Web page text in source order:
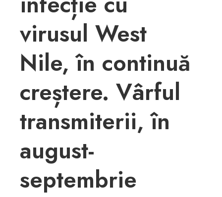
virusul West
Nile, în continuă
creștere. Vârful
transmiterii, în
august-
septembrie